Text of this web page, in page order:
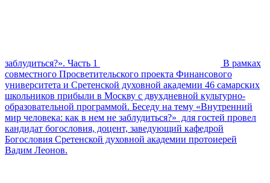
заблудиться?». Часть 1
В рамках
совместного Просветительского проекта Финансового
университета и Сретенской духовной академии 46 самарских
школьников прибыли в Москву с двухдневной культурно-
образовательной программой. Беседу на тему «Внутренний
мир человека: как в нем не заблудиться?» для гостей провел
кандидат богословия, доцент, заведующий кафедрой
Богословия Сретенской духовной академии протоиерей
Вадим Леонов.